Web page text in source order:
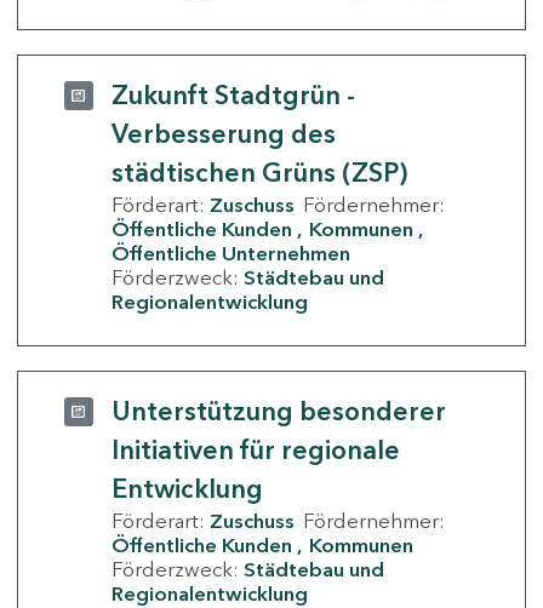
Zukunft Stadtgrün -
Verbesserung des
städtischen Grüns (ZSP)
Förderart: Zuschuss Fördernehmer:
Öffentliche Kunden
Kommunen
Öffentliche Unternehmen
Förderzweck: Städtebau und
Regionalentwicklung
Unterstützung besonderer
Initiativen für regionale
Entwicklung
Förderart: Zuschuss Fördernehmer:
Öffentliche Kunden
Kommunen
Förderzweck: Städtebau und
Regionalentwicklung